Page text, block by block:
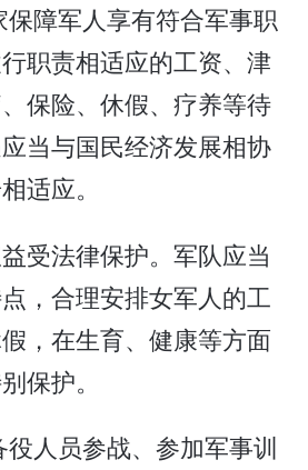
障军人享有符合军事职
职责相适应的工资、津
保险、休假、疗养等待
当与国民经济发展相协
适应。
受法律保护。军队应当
，合理安排女军人的工
，在生育、健康等方面
保护。
人员参战、参加军事训